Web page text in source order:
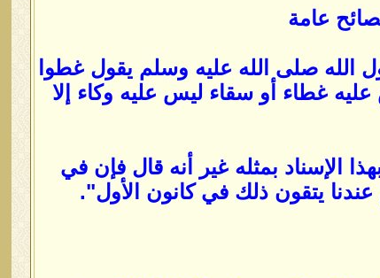
عامة
سمعت رسول الله صلى الله عليه وسلم يقول غطوا
عليه غطاء أو سقاء ليس عليه وكاء إلا
الإسناد بمثله غير أنه قال فإن في
عندنا يتقون ذلك في كانون الأول".